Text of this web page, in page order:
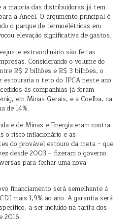
a maioria das distribuidoras já tem
a Aneel. O argumento principal é
o parque de termoelétricas em
elevação significativa de gastos.
extraordinário são feitas
Considerando o volume do
R$ 2 bilhões e R$ 3 bilhões, o
estouraria o teto do IPCA neste ano.
às companhias já foram
em Minas Gerais, e a Coelba, na
de 14%.
e de Minas e Energia eram contra
o risco inflacionário e as
do provável estouro da meta – que
desde 2003 – fizeram o governo
para fechar uma nova
financiamento será semelhante à
mais 1,9% ao ano. A garantia será
a ser incluído na tarifa dos
2016.